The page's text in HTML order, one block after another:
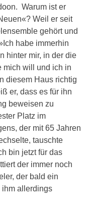
Warum ist er
Weil er seit
gehört und
habe immerhin
hinter mir, in der die
mich will und ich in
diesem Haus richtig
er, dass es für ihn
beweisen zu
Platz im
der mit 65 Jahren
tauschte
bin jetzt für das
der immer noch
der bald ein
ihm allerdings